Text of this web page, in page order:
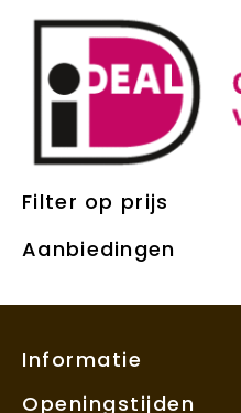
Filter op prijs
Aanbiedingen
Informatie
Openingstijden